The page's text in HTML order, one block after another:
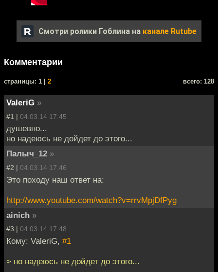
Смотри ролики Гоблина на канале Rutube
Комментарии
cтраницы: 1 | 2 всего: 128
ValeriG »
#1 | 04.03.14 17:45
душевно...
но надеюсь не дойдет до этого...
Палыч_12 »
#2 | 04.03.14 17:46
Это походу наш ответ на:
http://www.youtube.com/watch?v=rrvMpjDfPyg
ainich »
#3 | 04.03.14 17:48
Кому: ValeriG, #1
> но надеюсь не дойдет до этого...